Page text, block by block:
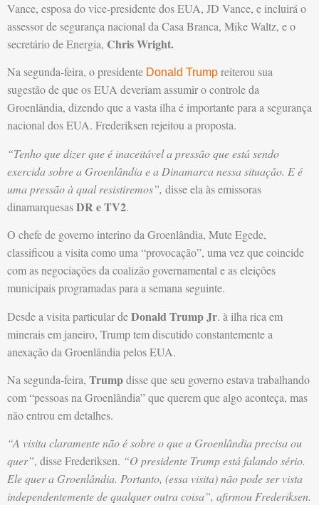
Vance, esposa do vice-presidente dos EUA, JD Vance, e incluirá o
assessor de segurança nacional da Casa Branca, Mike Waltz, e o
secretário de Energia, Chris Wright.
Na segunda-feira, o presidente Donald Trump reiterou sua
sugestão de que os EUA deveriam assumir o controle da
Groenlândia, dizendo que a vasta ilha é importante para a segurança
nacional dos EUA. Frederiksen rejeitou a proposta.
“Tenho que dizer que é inaceitável a pressão que está sendo
exercida sobre a Groenlândia e a Dinamarca nessa situação. E é
uma pressão à qual resistiremos”, disse ela às emissoras
dinamarquesasDR e TV2.
O chefe de governo interino da Groenlândia, Mute Egede,
classificou a visita como uma “provocação”, uma vez que coincide
com as negociações da coalizão governamental e as eleições
municipais programadas para a semana seguinte.
Desde a visita particular deDonald Trump Jr. à ilha rica em
minerais em janeiro, Trump tem discutido constantemente a
anexação da Groenlândia pelos EUA.
Na segunda-feira, Trumpdisse que seu governo estava trabalhando
com “pessoas na Groenlândia” que querem que algo aconteça, mas
não entrou em detalhes.
“A visita claramente não é sobre o que a Groenlândia precisa ou
quer”, disse Frederiksen. “O presidente Trump está falando sério.
Ele quer a Groenlândia. Portanto, (essa visita) não pode ser vista
independentemente de qualquer outra coisa”, afirmou Frederiksen.